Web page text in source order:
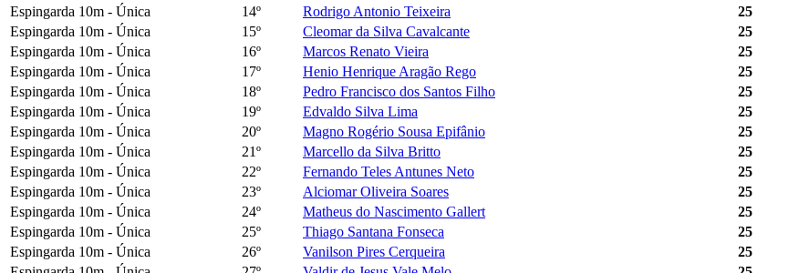
Espingarda 10m - Única
14º Rodrigo Antonio Teixeira 25
Espingarda 10m - Única
15º Cleomar da Silva Cavalcante 25
Espingarda 10m - Única
16º Marcos Renato Vieira 25
Espingarda 10m - Única
17º Henio Henrique Aragão Rego 25
Espingarda 10m - Única
18º Pedro Francisco dos Santos Filho 25
Espingarda 10m - Única
19º Edvaldo Silva Lima 25
Espingarda 10m - Única
20º Magno Rogério Sousa Epifânio 25
Espingarda 10m - Única
21º Marcello da Silva Britto 25
Espingarda 10m - Única
22º Fernando Teles Antunes Neto 25
Espingarda 10m - Única
23º Alciomar Oliveira Soares 25
Espingarda 10m - Única
24º Matheus do Nascimento Gallert 25
Espingarda 10m - Única
25º Thiago Santana Fonseca 25
Espingarda 10m - Única
26º Vanilson Pires Cerqueira 25